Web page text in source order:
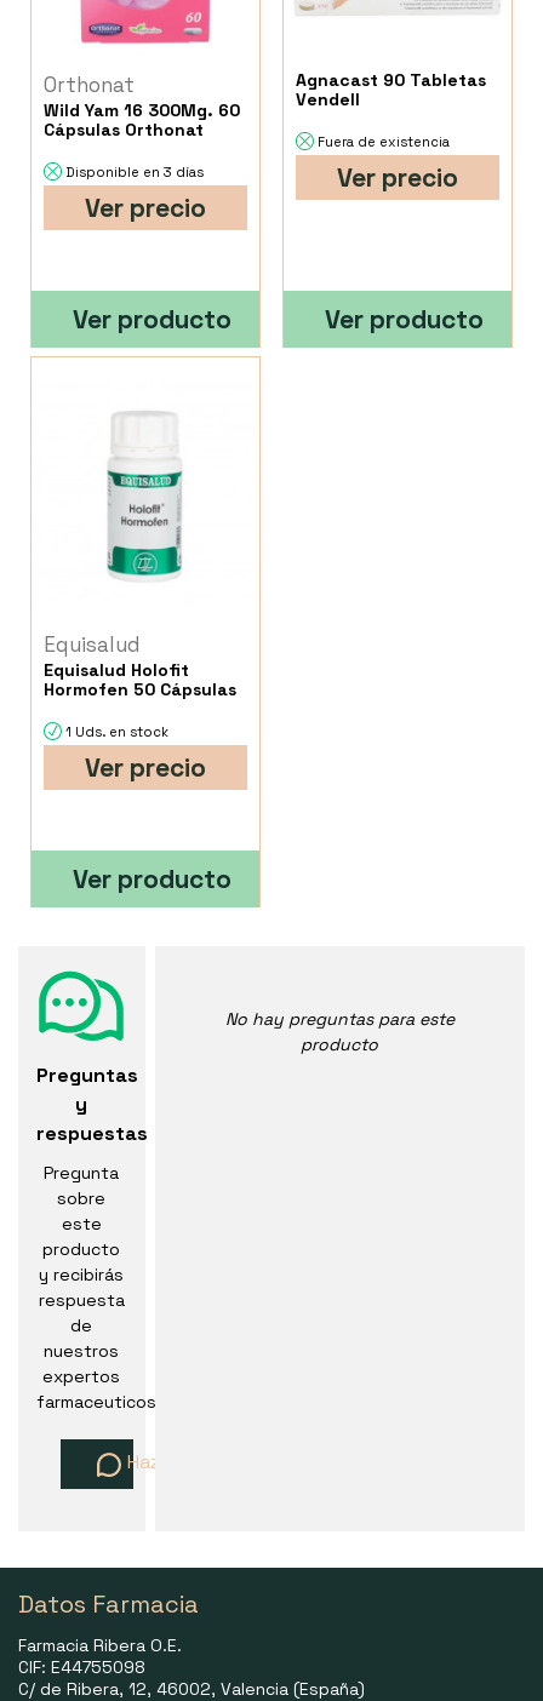
Orthonat
Wild Yam 16 300Mg. 60
Cápsulas Orthonat
Disponible en 3 días
Ver precio
Ver producto
Agnacast 90 Tabletas
Vendell
Fuera de existencia
Ver precio
Ver producto
Equisalud
Equisalud Holofit
Hormofen 50 Cápsulas
1 Uds. en stock
Ver precio
Ver producto
Preguntas
y
respuestas
Pregunta
sobre
este
producto
y recibirás
respuesta
de
nuestros
expertos
farmaceuticos
Haz una pregunta
No hay preguntas para este
producto
Datos Farmacia
Farmacia Ribera O.E.
CIF: E44755098
C/ de Ribera, 12, 46002, Valencia (España)